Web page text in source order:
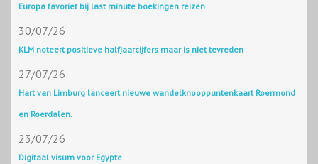
Europa favoriet bij last minute boekingen reizen
30/07/26
KLM noteert positieve halfjaarcijfers maar is niet tevreden
27/07/26
Hart van Limburg lanceert nieuwe wandelknooppuntenkaart Roermond
en Roerdalen.
23/07/26
Digitaal visum voor Egypte